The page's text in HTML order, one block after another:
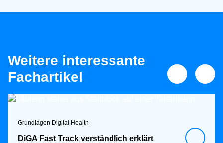
Weitere interessante
Fachartikel
Grundlagen Digital Health
DiGA Fast Track verständlich erklärt